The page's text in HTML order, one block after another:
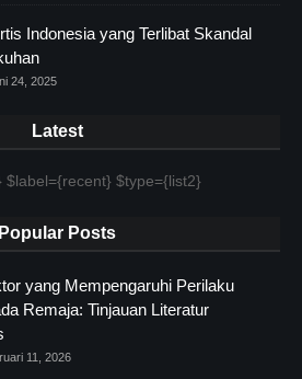
Indonesia yang Terlibat Skandal
24, 2025
Latest
$type={list2}
Popular Posts
yang Mempengaruhi Perilaku
Remaja: Tinjauan Literatur
11, 2026